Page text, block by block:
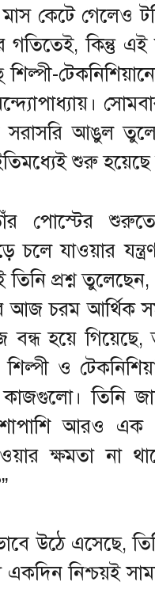
মাস কেটে
গতিতেই, কিন্তু
আঙুল
শুরু
তাঁর পোস্টের
চলে যাওয়ার
প্রশ্ন
আজ চরম আর্থিক
বন্ধ হয়ে গিয়েছে,
ও
তিনি
আরও এক
ক্ষমতা না
উঠে এসেছে,
একদিন নিশ্চয়ই